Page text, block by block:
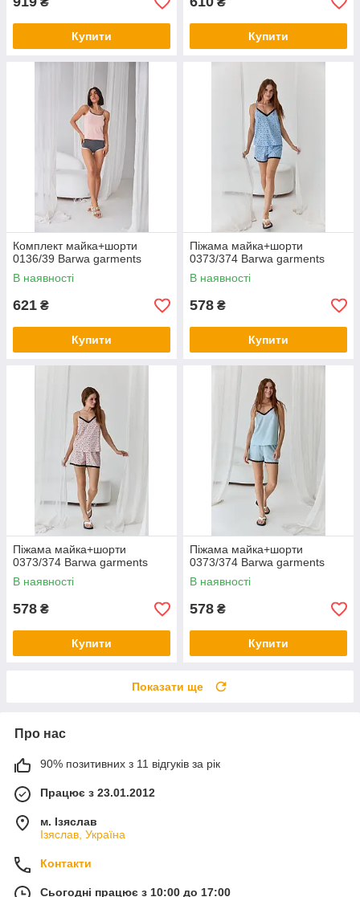
Купити Купити
Комплект майка+шорти
0136/39 Barwa garments
В наявності
621 ₴
Купити
Піжама майка+шорти
0373/374 Barwa garments
В наявності
578 ₴
Купити
Піжама майка+шорти
0373/374 Barwa garments
В наявності
578 ₴
Купити
Піжама майка+шорти
0373/374 Barwa garments
В наявності
578 ₴
Купити
Показати ще
Про нас
90% позитивних з 11 відгуків за рік
Працює з 23.01.2012
м. Ізяслав
Ізяслав, Україна
Контакти
Сьогодні працює з 10:00 до 17:00